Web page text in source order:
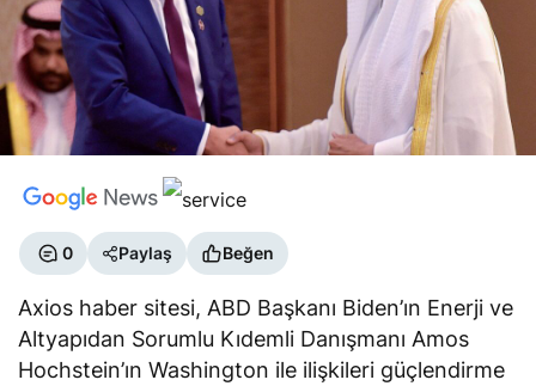
0 Paylaş Beğen
Axios haber sitesi, ABD Başkanı Biden’ın Enerji ve
Altyapıdan Sorumlu Kıdemli Danışmanı Amos
Hochstein’ın Washington ile ilişkileri güçlendirme